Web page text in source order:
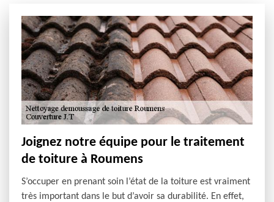
Joignez notre équipe pour le traitement
de toiture à Roumens
S’occuper en prenant soin l’état de la toiture est vraiment
très important dans le but d’avoir sa durabilité. En effet,